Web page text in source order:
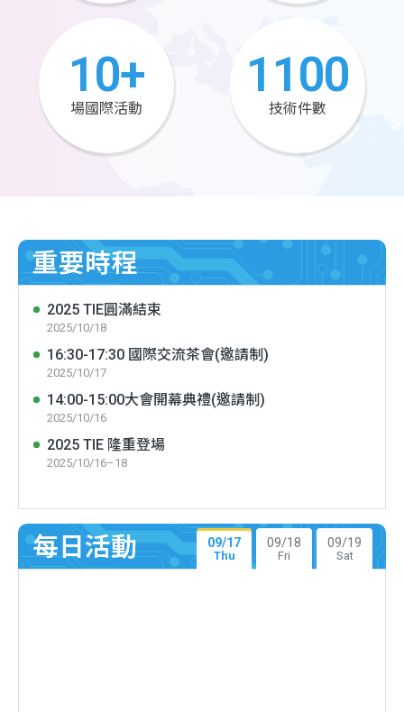
10+
場國際活動
1100
技術件數
重要時程
2025 TIE圓滿結束
2025/10/18
16:30-17:30 國際交流茶會(邀請制)
2025/10/17
14:00-15:00大會開幕典禮(邀請制)
2025/10/16
2025 TIE 隆重登場
2025/10/16–18
每日活動 09/17
Thu
09/18
Fri
09/19
Sat